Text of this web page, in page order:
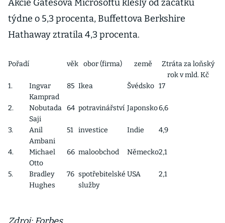
Akcie Gatesova Microsoftu klesly od začátku
týdne o 5,3 procenta, Buffettova Berkshire
Hathaway ztratila 4,3 procenta.
Pořadí věk obor (firma) země
Ztráta za loňský
rok v mld. Kč
1.
Ingvar
Kamprad
85 Ikea Švédsko 17
2.
Nobutada
Saji
64 potravinářství Japonsko6,6
3.
Anil
Ambani
51 investice Indie 4,9
4.
Michael
Otto
66 maloobchod Německo2,1
5.
Bradley
Hughes
76 spotřebitelské
služby
USA 2,1